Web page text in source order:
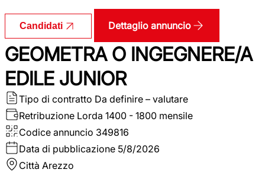
Candidati Dettaglio annuncio
GEOMETRA O INGEGNERE/A
EDILE JUNIOR
Tipo di contratto Da definire – valutare
Retribuzione Lorda 1400 - 1800 mensile
Codice annuncio 349816
Data di pubblicazione 5/8/2026
Città Arezzo